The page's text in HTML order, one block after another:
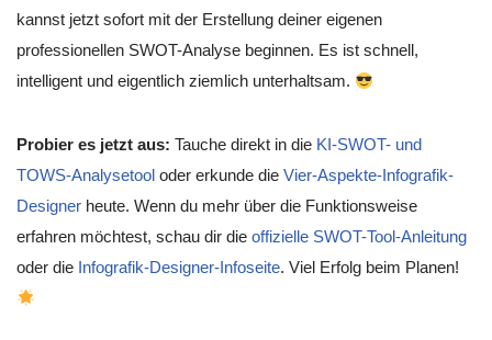
kannst jetzt sofort mit der Erstellung deiner eigenen
professionellen SWOT-Analyse beginnen. Es ist schnell,
intelligent und eigentlich ziemlich unterhaltsam.
Probier es jetzt aus: Tauche direkt in die KI-SWOT- und
TOWS-Analysetool oder erkunde die Vier-Aspekte-Infografik-
Designer heute. Wenn du mehr über die Funktionsweise
erfahren möchtest, schau dir die offizielle SWOT-Tool-Anleitung
oder die Infografik-Designer-Infoseite. Viel Erfolg beim Planen!